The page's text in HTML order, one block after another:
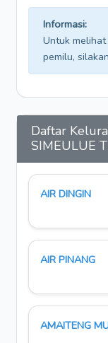
Informasi:
Untuk
pemilu, silakan
Daftar
SIMEULUE
AIR DINGIN
AIR PINANG
AMAITENG